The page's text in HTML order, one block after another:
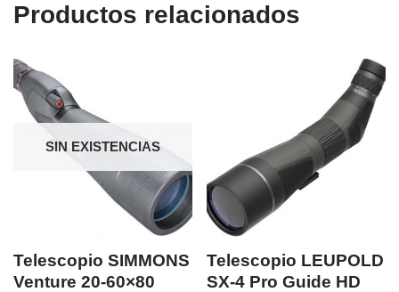
Productos relacionados
SIN EXISTENCIAS
Telescopio SIMMONS
Venture 20-60×80
Telescopio LEUPOLD
SX-4 Pro Guide HD